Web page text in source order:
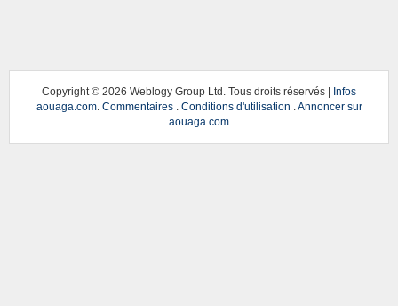
Copyright © 2026 Weblogy Group Ltd. Tous droits réservés |
Infos
aouaga.com. Commentaires. Conditions d'utilisation .Annoncer sur
aouaga.com